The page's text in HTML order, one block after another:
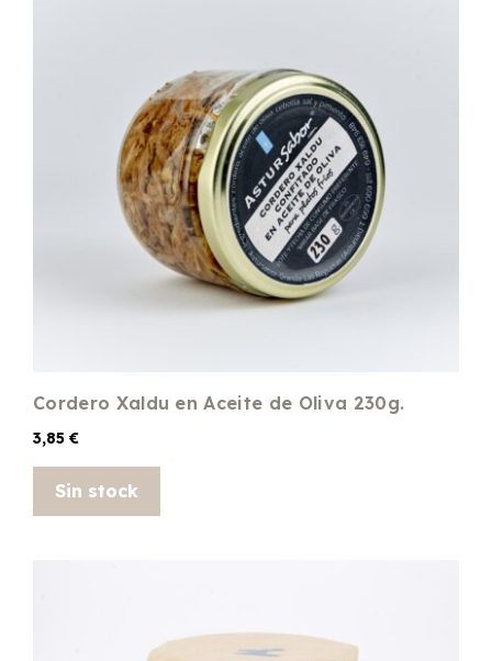
Cordero Xaldu en Aceite de Oliva 230g.
3,85 €
Sin stock